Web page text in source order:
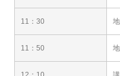
11：30
11：50